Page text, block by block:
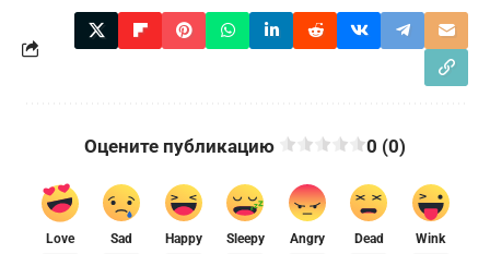
Оцените публикацию 0 (0)
Love Sad Happy Sleepy Angry Dead Wink